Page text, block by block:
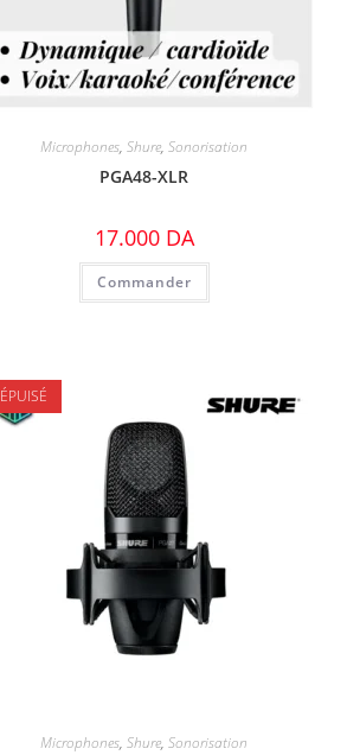
Microphones,Shure,Sonorisation
PGA48-XLR
17.000DA
Commander
ÉPUISÉ
Microphones,Shure,Sonorisation